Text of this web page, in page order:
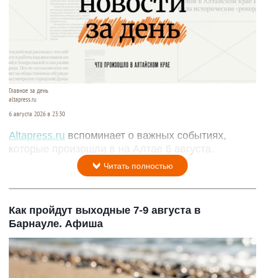
Главное за день
altapress.ru
6 августа 2026 в 23:30
Altapress.ru вспоминает о важных событиях,
которые произошли в на Алтае 6 августа.
Читать полностью
Как пройдут выходные 7-9 августа в
Барнауле. Афиша